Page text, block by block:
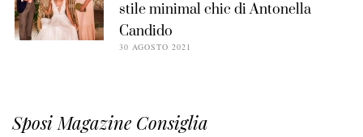
stile minimal chic di Antonella
Candido
30 AGOSTO 2021
Sposi Magazine Consiglia